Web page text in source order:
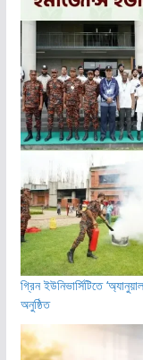
গ্রিন ইউনিভার্সিটিতে
অনুষ্ঠিত